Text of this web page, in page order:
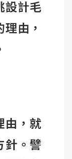
設計毛
由，
由，就
針。譬